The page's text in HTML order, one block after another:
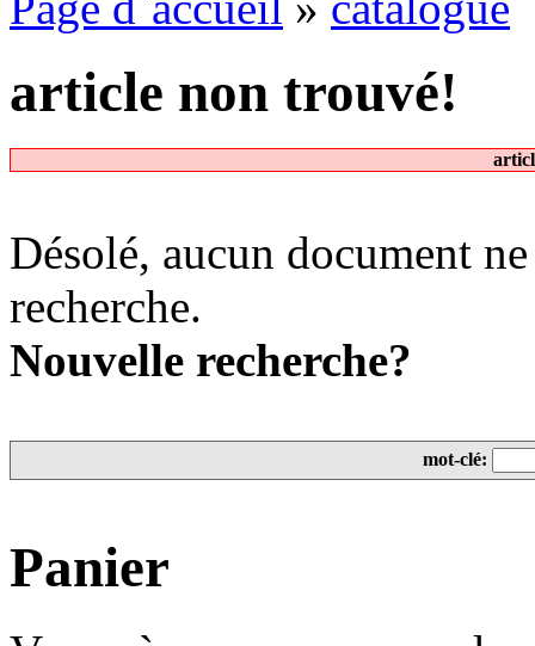
article non trouvé!
Désolé, aucun document
recherche.
Nouvelle recherche?
mot-clé:
Panier